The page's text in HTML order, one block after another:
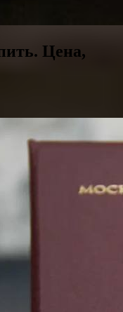
Цена,